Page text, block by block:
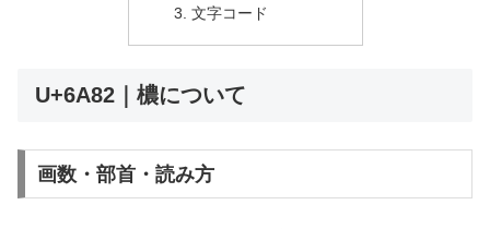
文字コード
U+6A82｜檂について
画数・部首・読み方